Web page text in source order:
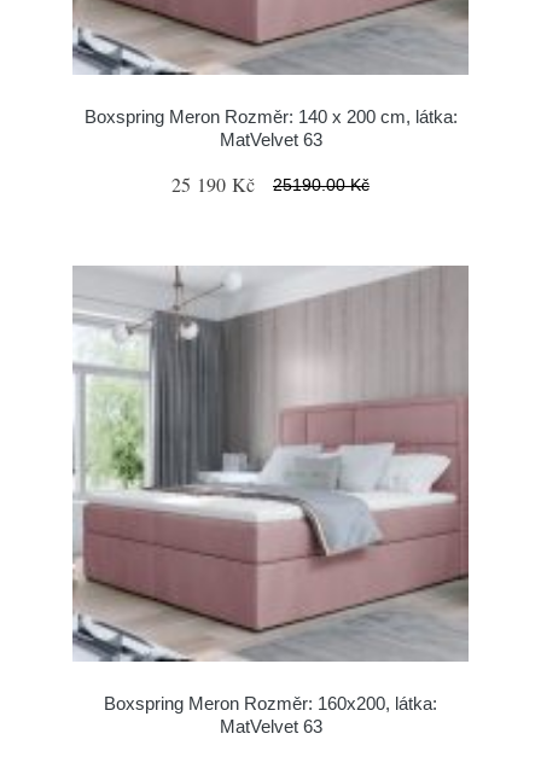
Boxspring Meron Rozměr: 140 x 200 cm, látka:
MatVelvet 63
25 190 Kč 25190.00 Kč
Boxspring Meron Rozměr: 160x200, látka:
MatVelvet 63